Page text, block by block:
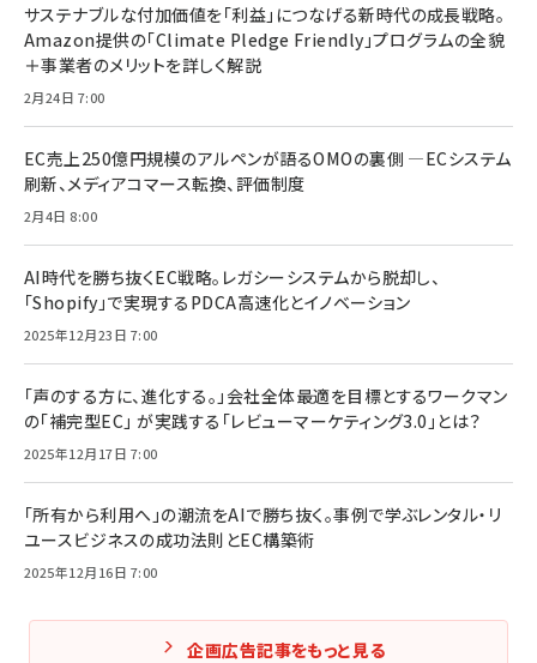
サステナブルな付加価値を「利益」につなげる新時代の成長戦略。
Amazon提供の「Climate Pledge Friendly」プログラムの全貌
＋事業者のメリットを詳しく解説
2月24日 7:00
EC売上250億円規模のアルペンが語るOMOの裏側 ―ECシステム
刷新、メディアコマース転換、評価制度
2月4日 8:00
AI時代を勝ち抜くEC戦略。レガシーシステムから脱却し、
「Shopify」で実現するPDCA高速化とイノベーション
2025年12月23日 7:00
「声のする方に、進化する。」会社全体最適を目標とするワークマン
の「補完型EC」 が実践する「レビューマーケティング3.0」とは？
2025年12月17日 7:00
「所有から利用へ」の潮流をAIで勝ち抜く。事例で学ぶレンタル・リ
ユースビジネスの成功法則とEC構築術
2025年12月16日 7:00
企画広告記事をもっと見る